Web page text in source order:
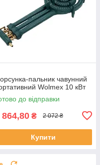
пальник чавунний
Wolmex 10 кВт
до відправки
864,80 ₴ 2 072 ₴
Купити